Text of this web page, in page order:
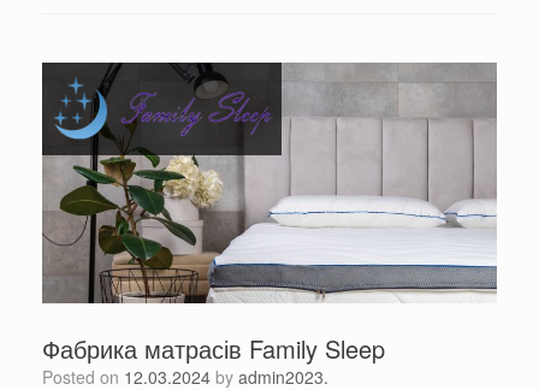
Фабрика матрасів Family Sleep
Posted on 12.03.2024 by admin2023.